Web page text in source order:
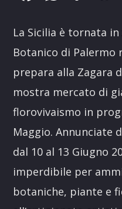
La Sicilia è tornata in
Botanico di Palermo
prepara alla Zagara
mostra mercato di
florovivaismo in
Maggio. Annunciate
dal 10 al 13 Giugno
imperdibile per
botaniche, piante e